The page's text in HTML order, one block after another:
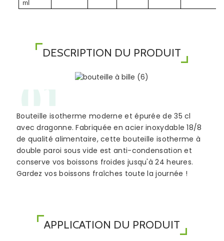
ml
DESCRIPTION DU PRODUIT
01
Bouteille isotherme moderne et épurée de 35 cl
avec dragonne. Fabriquée en acier inoxydable 18/8
de qualité alimentaire, cette bouteille isotherme à
double paroi sous vide est anti-condensation et
conserve vos boissons froides jusqu'à 24 heures.
Gardez vos boissons fraîches toute la journée !
APPLICATION DU PRODUIT